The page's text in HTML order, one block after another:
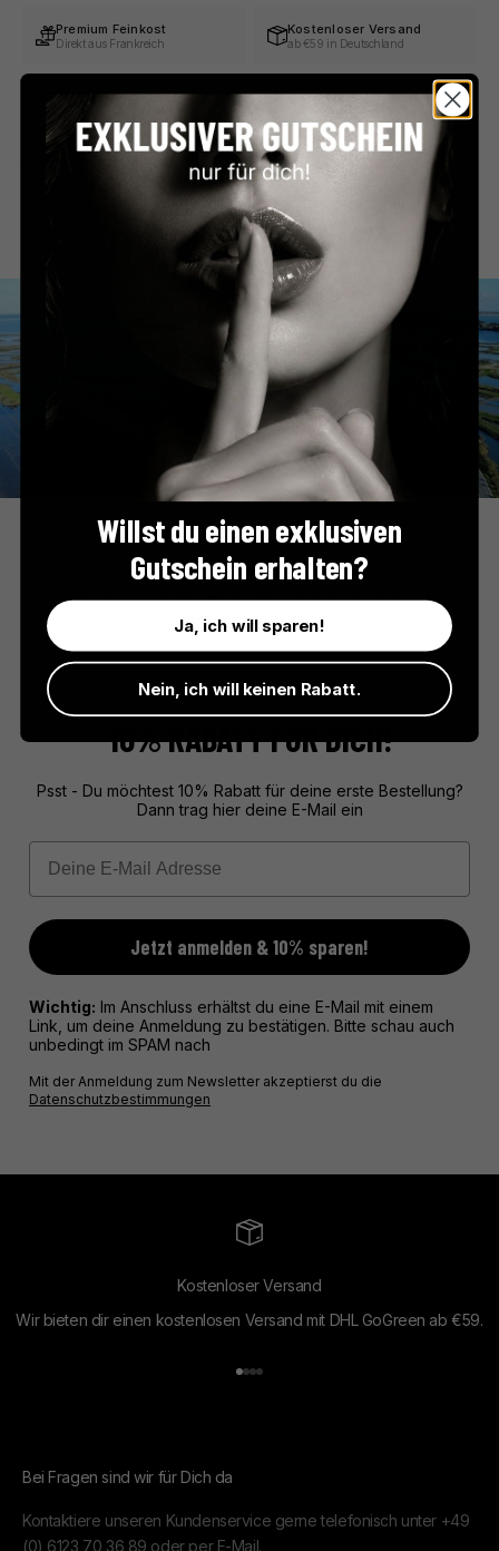
Premium Feinkost
Direkt aus Frankreich
Kostenloser Versand
ab €59 in Deutschland
Persönlicher Service Sicher bezahlen
Seit Generationen gewinnen die Salzbauern der Île de Ré das
begehrte Fleur de Sel in traditioneller Handarbeit. Unter der
außergewöhnlicher Qualität – ein unverzichtbares Juwel für
Feinschmecker und Kenner.
10% RABATT FÜR DICH!
Psst - Du möchtest 10% Rabatt für deine erste Bestellung?
Dann trag hier deine E-Mail ein
Email
Jetzt anmelden & 10% sparen!
Wichtig: Im Anschluss erhältst du eine E-Mail mit einem
Link, um deine Anmeldung zu bestätigen. Bitte schau auch
unbedingt im SPAM nach
Mit der Anmeldung zum Newsletter akzeptierst du die
Datenschutzbestimmungen
Kostenloser Versand
Wir bieten dir einen kostenlosen Versand mit DHL GoGreen ab €59.
Gehe zu Element 1
Gehe zu Element 2
Gehe zu Element 3
Gehe zu Element 4
Bei Fragen sind wir für Dich da
Kontaktiere unseren Kundenservice gerne telefonisch unter +49
(0) 6123 70 36 89 oder per E-Mail.
Willst du einen exklusiven
Gutschein erhalten?
Ja, ich will sparen!
Nein, ich will keinen Rabatt.